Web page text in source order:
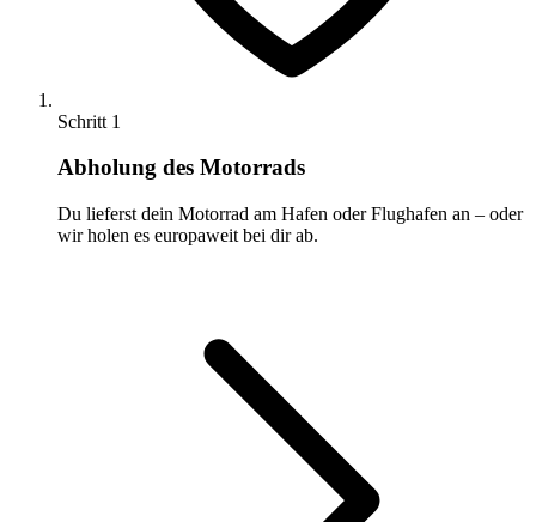
Schritt 1
Abholung des Motorrads
Du lieferst dein Motorrad am Hafen oder Flughafen an – oder
wir holen es europaweit bei dir ab.